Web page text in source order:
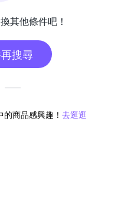
其他條件吧！
搜尋
商品感興趣！ 去逛逛